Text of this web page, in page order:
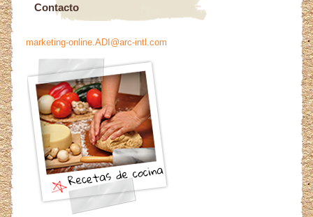
Contacto
marketing-online.ADI@arc-intl.com